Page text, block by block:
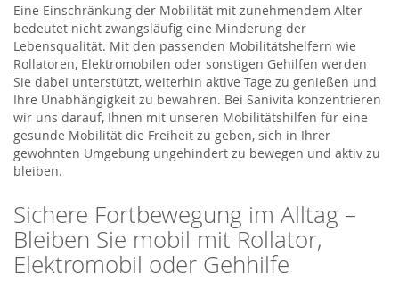
Eine Einschränkung der Mobilität mit zunehmendem Alter
bedeutet nicht zwangsläufig eine Minderung der
Lebensqualität. Mit den passenden Mobilitätshelfern wie
Rollatoren, Elektromobilen oder sonstigen Gehilfen werden
Sie dabei unterstützt, weiterhin aktive Tage zu genießen und
Ihre Unabhängigkeit zu bewahren. Bei Sanivita konzentrieren
wir uns darauf, Ihnen mit unseren Mobilitätshilfen für eine
gesunde Mobilität die Freiheit zu geben, sich in Ihrer
gewohnten Umgebung ungehindert zu bewegen und aktiv zu
bleiben.
Sichere Fortbewegung im Alltag –
Bleiben Sie mobil mit Rollator,
Elektromobil oder Gehhilfe